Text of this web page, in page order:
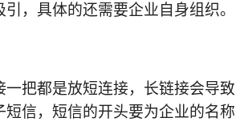
，具体的还需要企业自身组织。
一把都是放短连接，长链接会导致
短信，短信的开头要为企业的名称